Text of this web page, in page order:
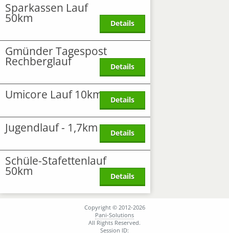
Sparkassen Lauf
50km Details
Gmünder Tagespost
Rechberglauf Details
Umicore Lauf 10km Details
Jugendlauf - 1,7km Details
Schüle-Stafettenlauf
50km Details
Copyright © 2012-2026
Pani-Solutions
All Rights Reserved.
Session ID: